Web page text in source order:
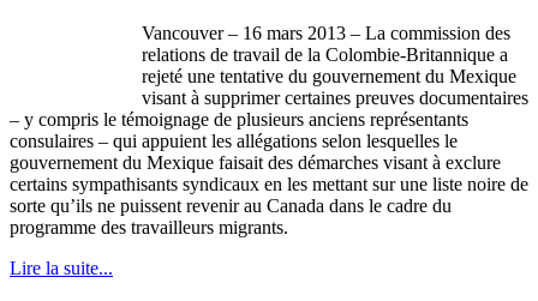
Vancouver – 16 mars 2013 – La commission des
relations de travail de la Colombie-Britannique a
rejeté une tentative du gouvernement du Mexique
visant à supprimer certaines preuves documentaires
– y compris le témoignage de plusieurs anciens représentants
consulaires – qui appuient les allégations selon lesquelles le
gouvernement du Mexique faisait des démarches visant à exclure
certains sympathisants syndicaux en les mettant sur une liste noire de
sorte qu’ils ne puissent revenirau Canada dans le cadre du
programme des travailleurs migrants.
Lire la suite...